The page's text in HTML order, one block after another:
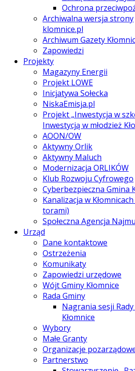
Ochrona
Archiwalna wersja strony
klomnice.pl
Archiwum Gazety
Zapowiedzi
Projekty
Magazyny Energii
Projekt LOWE
Inicjatywa Sołecka
NiskaEmisja.pl
Projekt „Inwestycja w
Inwestycją w młodzież
AOON/OW
Aktywny Orlik
Aktywny Maluch
Modernizacja ORLIKÓW
Klub Rozwoju Cyfrowego
Cyberbezpieczna Gmina
Kanalizacja w Kłomnicach
torami)
Społeczna Agencja Najmu
Urząd
Dane kontaktowe
Ostrzeżenia
Komunikaty
Zapowiedzi urzędowe
Wójt Gminy Kłomnice
Rada Gminy
Nagrania sesji
Kłomnice
Wybory
Małe Granty
Organizacje
Partnerstwo